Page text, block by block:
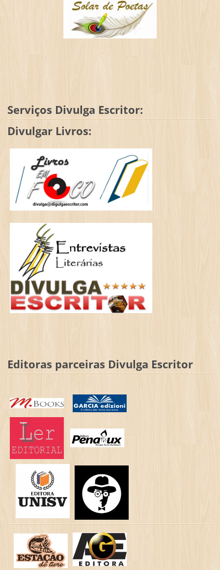
Serviços Divulga Escritor:
Divulgar Livros:
Editoras parceiras Divulga Escritor